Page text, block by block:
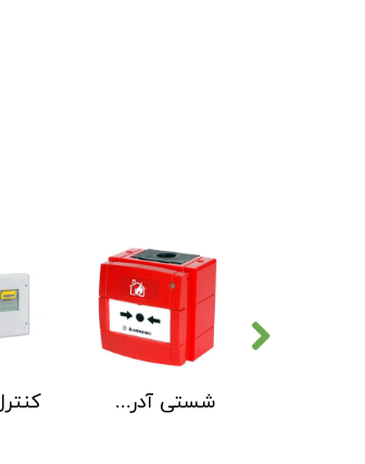
شستی آدرس پذیر ضد آب هوچیکی Hochiki مدل HCP-W SCI